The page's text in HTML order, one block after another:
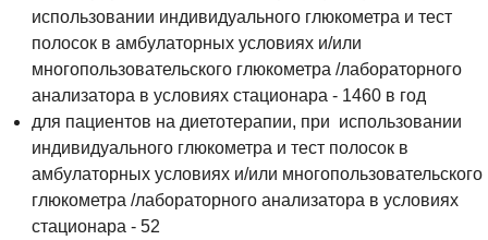
использовании индивидуального глюкометра и тест
полосок в амбулаторных условиях и/или
многопользовательского глюкометра /лабораторного
анализатора в условиях стационара - 1460 в год
для пациентов на диетотерапии, при использовании
индивидуального глюкометра и тест полосок в
амбулаторных условиях и/или многопользовательского
глюкометра /лабораторного анализатора в условиях
стационара - 52